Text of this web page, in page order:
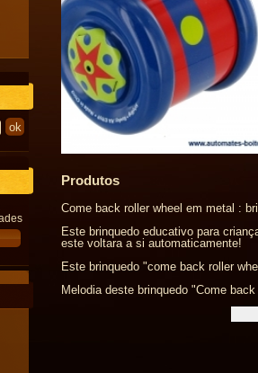
Produtos
Come back roller wheel em metal :
Este brinquedo educativo para
este voltara a si automaticamente!
Este brinquedo "come back roller
Melodia deste brinquedo "Come